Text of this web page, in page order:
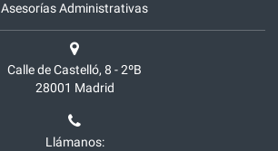
Asesorías Administrativas
Calle de Castelló, 8 - 2ºB
28001 Madrid
Llámanos: